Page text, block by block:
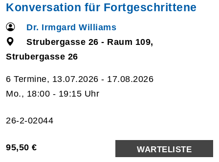
Konversation für Fortgeschrittene
Dr. Irmgard Williams
Strubergasse 26 - Raum 109,
Strubergasse 26
6 Termine, 13.07.2026 - 17.08.2026
Mo., 18:00 - 19:15 Uhr
26-2-02044
95,50 € WARTELISTE